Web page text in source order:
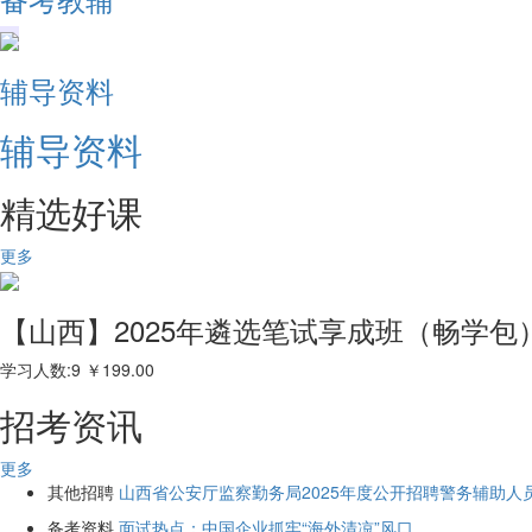
辅导资料
辅导资料
精选好课
更多
【山西】2025年遴选笔试享成班（畅学包）
学习人数:9 ￥ 199.00
招考资讯
更多
其他招聘 山西省公安厅监察勤务局2025年度公开招聘警务辅助人
备考资料 面试热点：中国企业抓牢“海外清凉”风口